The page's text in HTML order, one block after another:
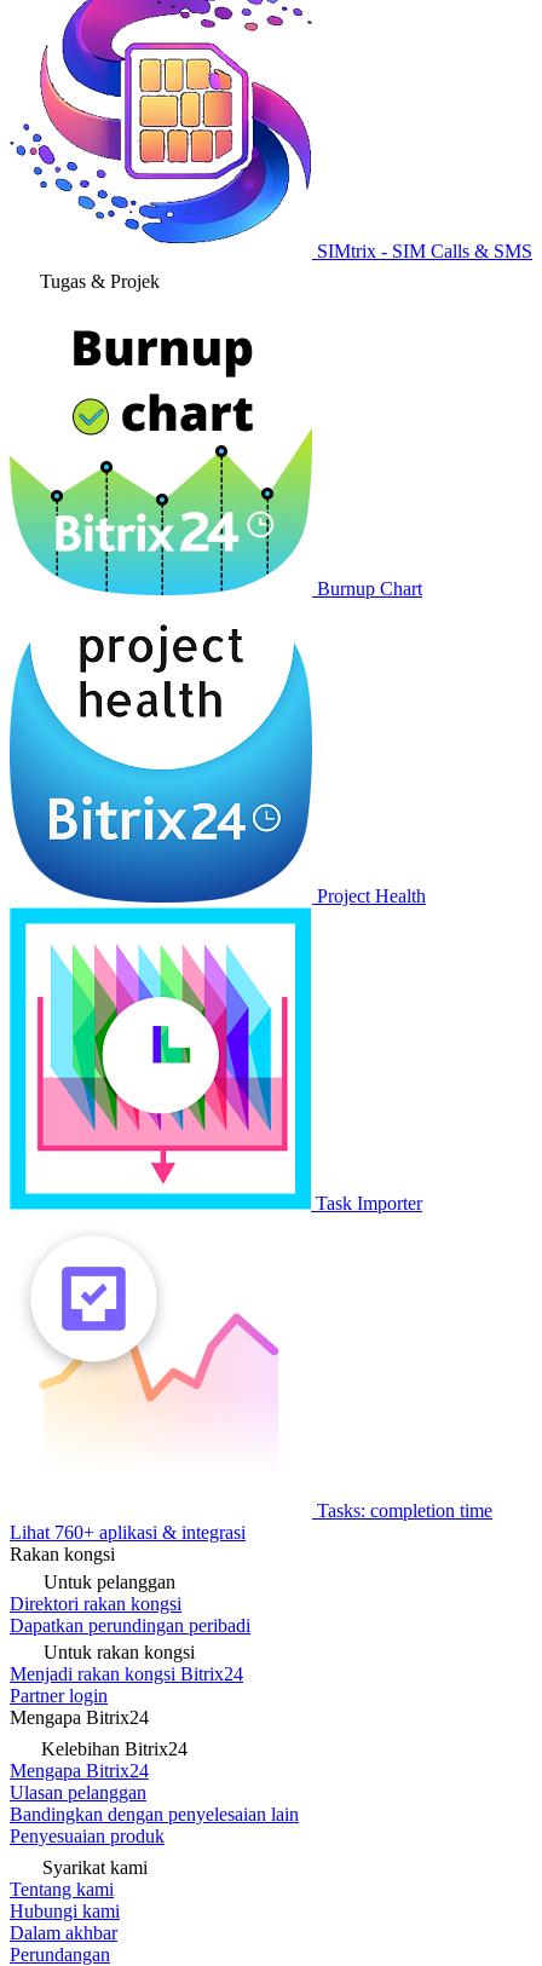
SIMtrix - SIM Calls & SMS
Tugas & Projek
Burnup Chart
Project Health
Task Importer
Tasks: completion time
Lihat 760+ aplikasi & integrasi
Rakan kongsi
Untuk pelanggan
Direktori rakan kongsi
Dapatkan perundingan peribadi
Untuk rakan kongsi
Menjadi rakan kongsi Bitrix24
Partner login
Mengapa Bitrix24
Kelebihan Bitrix24
Mengapa Bitrix24
Ulasan pelanggan
Bandingkan dengan penyelesaian lain
Penyesuaian produk
Syarikat kami
Tentang kami
Hubungi kami
Dalam akhbar
Perundangan